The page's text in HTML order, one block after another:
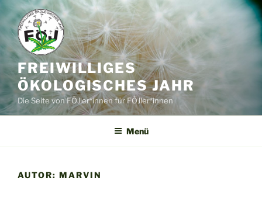
Inhalt
springen
FREIWILLIGES
ÖKOLOGISCHES JAHR
Die Seite von FÖJler*innen für FÖJler*innen
Menü
AUTOR: MARVIN